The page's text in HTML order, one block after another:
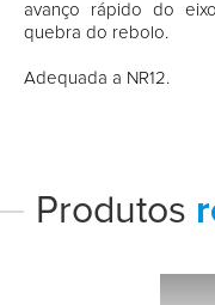
avanço rápido do
quebra do rebolo.
Adequada a NR12.
Produtos